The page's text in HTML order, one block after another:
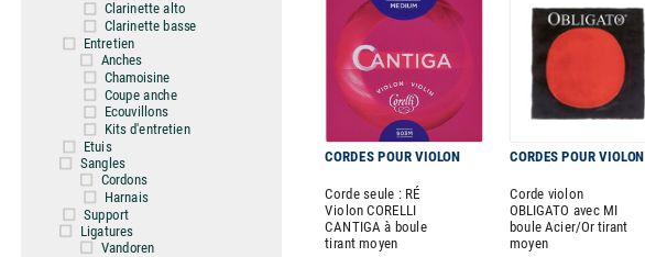
Clarinette alto
Clarinette basse
Entretien
Anches
Chamoisine
Coupe anche
Ecouvillons
Kits d'entretien
Etuis
Sangles
Cordons
Harnais
Support
Ligatures
Vandoren
CORDES POUR VIOLON CORDES POUR VIOLON
Corde seule : RÉ
Violon CORELLI
CANTIGA à boule
tirant moyen
Corde violon
OBLIGATO avec MI
boule Acier/Or tirant
moyen